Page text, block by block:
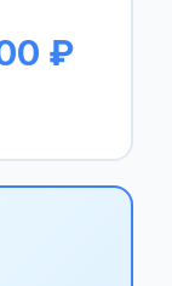
₽